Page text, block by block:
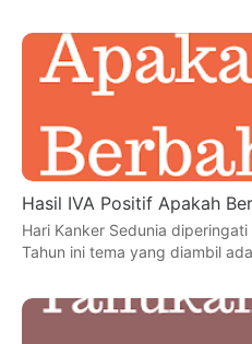
Hasil IVA Positif Apakah
Hari Kanker Sedunia
Tahun ini tema yang diambil